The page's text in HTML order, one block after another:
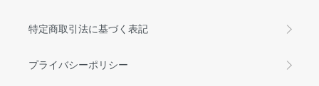
特定商取引法に基づく表記
プライバシーポリシー